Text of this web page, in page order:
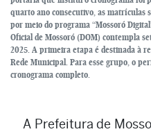
quarto ano consecutivo, as matrículas
por meio do programa “Mossoró
Oficial de Mossoró (DOM) contempla
2025. A primeira etapa é destinada à
Rede Municipal. Para esse grupo, o
cronograma completo.
A Prefeitura de